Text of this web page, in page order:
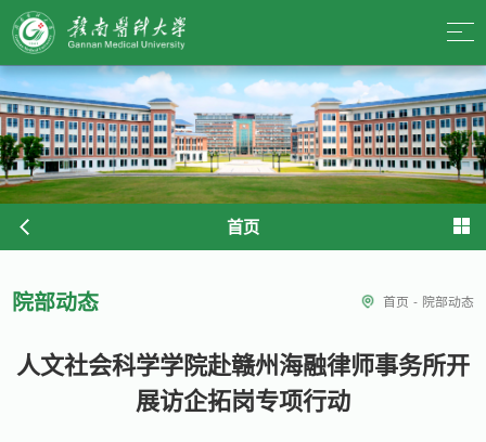
首页
院部动态 首页 - 院部动态
人文社会科学学院赴赣州海融律师事务所开
展访企拓岗专项行动